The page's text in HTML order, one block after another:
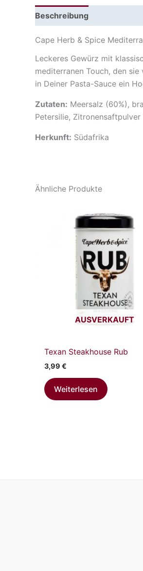
Beschreibung
Cape Herb & Spice
Leckeres Gewürz mit
mediterranen Touch, den
in Deiner Pasta-Sauce ein
Zutaten: Meersalz (60%),
Petersilie,
Herkunft: Südafrika
Ähnliche Produkte
AUSVERKAUFT
Texan Steakhouse Rub
3,99€
Weiterlesen